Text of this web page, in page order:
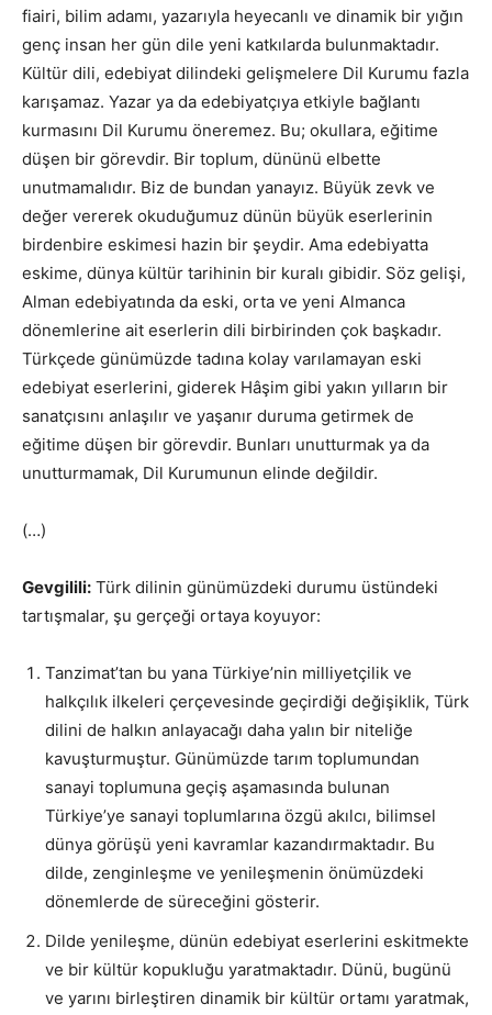
fiairi, bilim adamı, yazarıyla heyecanlı ve dinamik bir yığın
genç insan her gün dile yeni katkılarda bulunmaktadır.
Kültür dili, edebiyat dilindeki gelişmelere Dil Kurumu fazla
karışamaz. Yazar ya da edebiyatçıya etkiyle bağlantı
kurmasını Dil Kurumu öneremez. Bu; okullara, eğitime
düşen bir görevdir. Bir toplum, dününü elbette
unutmamalıdır. Biz de bundan yanayız. Büyük zevk ve
değer vererek okuduğumuz dünün büyük eserlerinin
birdenbire eskimesi hazin bir şeydir. Ama edebiyatta
eskime, dünya kültür tarihinin bir kuralı gibidir. Söz gelişi,
Alman edebiyatında da eski, orta ve yeni Almanca
dönemlerine ait eserlerin dili birbirinden çok başkadır.
Türkçede günümüzde tadına kolay varılamayan eski
edebiyat eserlerini, giderek Hâşim gibi yakın yılların bir
sanatçısını anlaşılır ve yaşanır duruma getirmek de
eğitime düşen bir görevdir. Bunları unutturmak ya da
unutturmamak, Dil Kurumunun elinde değildir.
(…)
Gevgilili: Türk dilinin günümüzdeki durumu üstündeki
tartışmalar, şu gerçeği ortaya koyuyor:
Tanzimat’tan bu yana Türkiye’nin milliyetçilik ve
halkçılık ilkeleri çerçevesinde geçirdiği değişiklik, Türk
dilini de halkın anlayacağı daha yalın bir niteliğe
kavuşturmuştur. Günümüzde tarım toplumundan
sanayi toplumuna geçiş aşamasında bulunan
Türkiye’ye sanayi toplumlarına özgü akılcı, bilimsel
dünya görüşü yeni kavramlar kazandırmaktadır. Bu
dilde, zenginleşme ve yenileşmenin önümüzdeki
dönemlerde de süreceğini gösterir.
Dilde yenileşme, dünün edebiyat eserlerini eskitmekte
ve bir kültür kopukluğu yaratmaktadır. Dünü, bugünü
ve yarını birleştiren dinamik bir kültür ortamı yaratmak,